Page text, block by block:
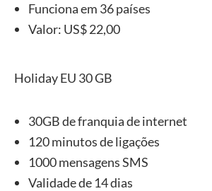
Funciona em 36 países
Valor: US$ 22,00
Holiday EU 30 GB
30GB de franquia de internet
120 minutos de ligações
1000 mensagens SMS
Validade de 14 dias